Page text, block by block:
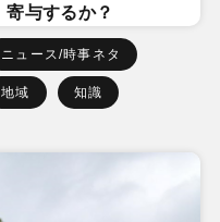
寄与するか？
ニュース/時事ネタ
地域 知識